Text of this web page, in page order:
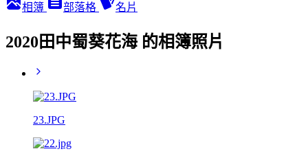
相簿 部落格 名片
2020田中蜀葵花海 的相簿照片
23.JPG